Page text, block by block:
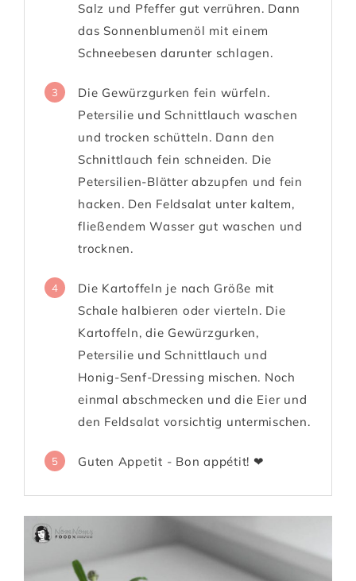
Salz und Pfeffer gut verrühren. Dann
das Sonnenblumenöl mit einem
Schneebesen darunter schlagen.
3
Die Gewürzgurken fein würfeln.
Petersilie und Schnittlauch waschen
und trocken schütteln. Dann den
Schnittlauch fein schneiden. Die
Petersilien-Blätter abzupfen und fein
hacken. Den Feldsalat unter kaltem,
fließendem Wasser gut waschen und
trocknen.
4
Die Kartoffeln je nach Größe mit
Schale halbieren oder vierteln. Die
Kartoffeln, die Gewürzgurken,
Petersilie und Schnittlauch und
Honig-Senf-Dressing mischen. Noch
einmal abschmecken und die Eier und
den Feldsalat vorsichtig untermischen.
5 Guten Appetit - Bon appétit! ❤